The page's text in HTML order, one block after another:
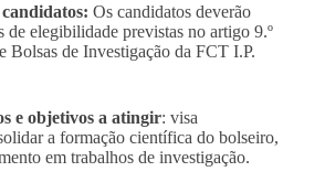
Os candidatos deverão
de elegibilidade previstas no artigo 9.º
Bolsas de Investigação da FCT I.P.
e objetivos a atingir: visa
a formação científica do bolseiro,
em trabalhos de investigação.